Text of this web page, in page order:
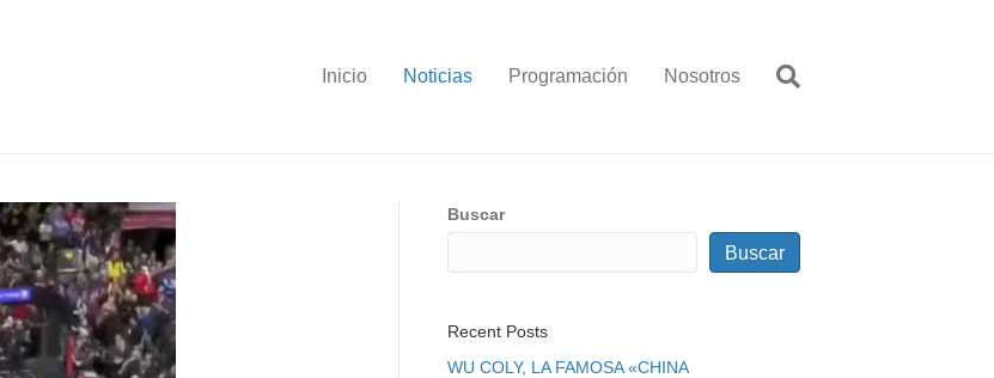
Inicio Noticias Programación Nosotros
Buscar
Buscar
Recent Posts
WU COLY, LA FAMOSA «CHINA